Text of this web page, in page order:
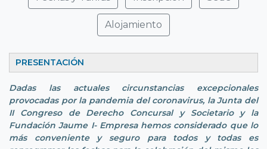
Alojamiento
PRESENTACIÓN
Dadas las actuales circunstancias excepcionales
provocadas por la pandemia del coronavirus, la Junta del
II Congreso de Derecho Concursal y Societario y la
Fundación Jaume I- Empresa hemos considerado que lo
más conveniente y seguro para todos y todas es